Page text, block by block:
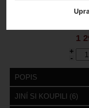
Skladem:
1
+
-
POPIS
JINÍ SI KOUPILI (6)